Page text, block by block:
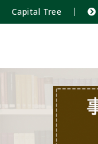
Capital Tree ｜